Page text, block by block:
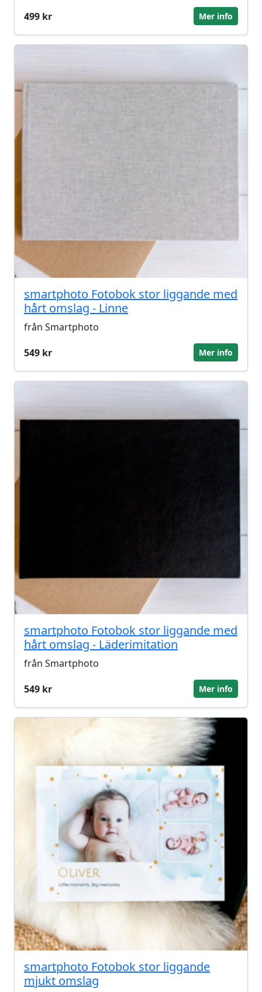
499 kr Mer info
smartphoto Fotobok stor liggande med
hårt omslag - Linne
från Smartphoto
549 kr
Mer info
smartphoto Fotobok stor liggande med
hårt omslag - Läderimitation
från Smartphoto
549 kr
Mer info
smartphoto Fotobok stor liggande
mjukt omslag